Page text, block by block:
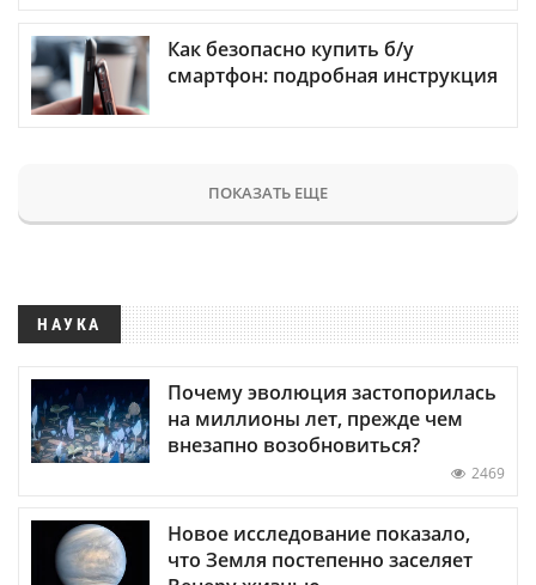
Как безопасно купить б/у
смартфон: подробная инструкция
ПОКАЗАТЬ ЕЩЕ
НАУКА
Почему эволюция застопорилась
на миллионы лет, прежде чем
внезапно возобновиться?
2469
Новое исследование показало,
что Земля постепенно заселяет